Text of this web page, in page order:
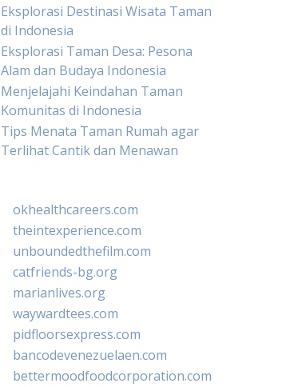
Eksplorasi Destinasi Wisata Taman
di Indonesia
Eksplorasi Taman Desa: Pesona
Alam dan Budaya Indonesia
Menjelajahi Keindahan Taman
Komunitas di Indonesia
Tips Menata Taman Rumah agar
Terlihat Cantik dan Menawan
okhealthcareers.com
theintexperience.com
unboundedthefilm.com
catfriends-bg.org
marianlives.org
waywardtees.com
pidfloorsexpress.com
bancodevenezuelaen.com
bettermoodfoodcorporation.com